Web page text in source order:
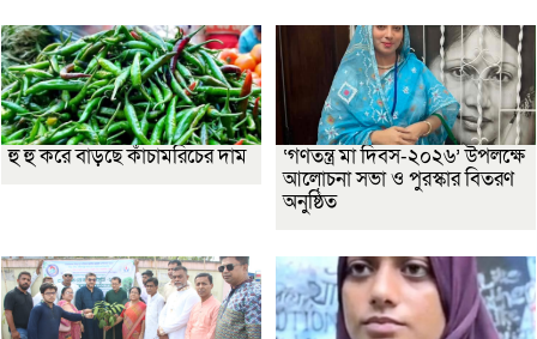
হু হু করে বাড়ছে কাঁচামরিচের দাম
‘গণতন্ত্র মা দিবস-২০২৬’ উপলক্ষে
আলোচনা সভা ও পুরস্কার বিতরণ
অনুষ্ঠিত